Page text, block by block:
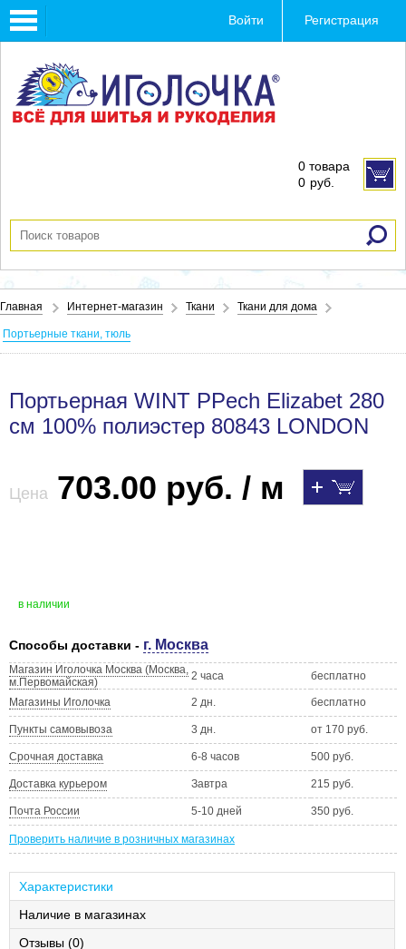
Toggle
navigation
Войти Регистрация
0 товара
0 руб.
Главная Интернет-магазин Ткани Ткани для дома
Портьерные ткани, тюль
Портьерная WINT PPech Elizabet 280
см 100% полиэстер 80843 LONDON
Цена 703.00 руб. / м
в наличии
Способы доставки - г. Москва
Магазин Иголочка Москва (Москва,
м.Первомайская)
2 часа бесплатно
Магазины Иголочка 2 дн. бесплатно
Пункты самовывоза 3 дн. от 170 руб.
Срочная доставка 6-8 часов 500 руб.
Доставка курьером Завтра 215 руб.
Почта России 5-10 дней 350 руб.
Проверить наличие в розничных магазинах
Характеристики
Наличие в магазинах
Отзывы (0)